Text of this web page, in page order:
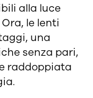
alla luce
le lenti
una
senza pari,
raddoppiata